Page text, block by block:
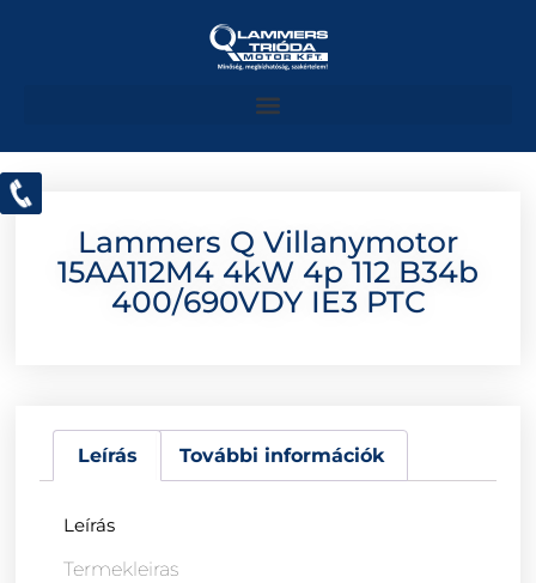
Lammers Q Villanymotor
15AA112M4 4kW 4p 112 B34b
400/690VDY IE3 PTC
Leírás További információk
Leírás
Termekleiras